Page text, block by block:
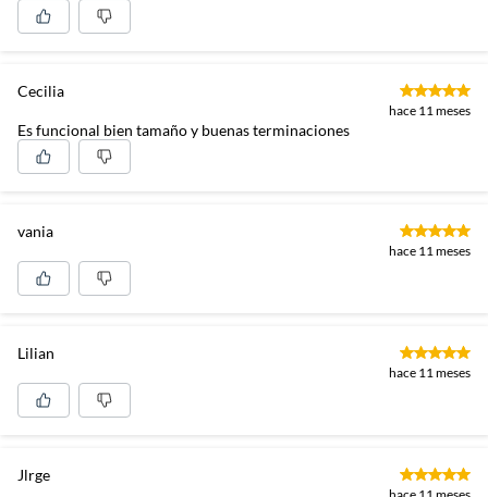
Cecilia
hace 11 meses
Es funcional bien tamaño y buenas terminaciones
vania
hace 11 meses
Lilian
hace 11 meses
Jlrge
hace 11 meses